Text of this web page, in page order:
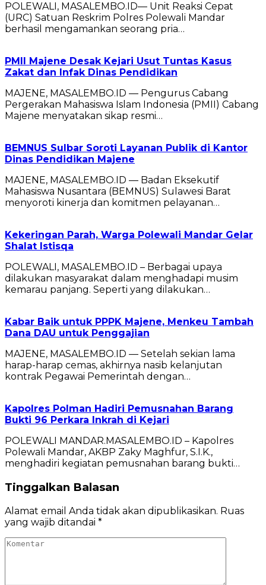
POLEWALI, MASALEMBO.ID— Unit Reaksi Cepat
(URC) Satuan Reskrim Polres Polewali Mandar
berhasil mengamankan seorang pria…
PMII Majene Desak Kejari Usut Tuntas Kasus
Zakat dan Infak Dinas Pendidikan
MAJENE, MASALEMBO.ID — Pengurus Cabang
Pergerakan Mahasiswa Islam Indonesia (PMII) Cabang
Majene menyatakan sikap resmi…
BEMNUS Sulbar Soroti Layanan Publik di Kantor
Dinas Pendidikan Majene
MAJENE, MASALEMBO.ID — Badan Eksekutif
Mahasiswa Nusantara (BEMNUS) Sulawesi Barat
menyoroti kinerja dan komitmen pelayanan…
Kekeringan Parah, Warga Polewali Mandar Gelar
Shalat Istisqa
POLEWALI, MASALEMBO.ID – Berbagai upaya
dilakukan masyarakat dalam menghadapi musim
kemarau panjang. Seperti yang dilakukan…
Kabar Baik untuk PPPK Majene, Menkeu Tambah
Dana DAU untuk Penggajian
MAJENE, MASALEMBO.ID — Setelah sekian lama
harap-harap cemas, akhirnya nasib kelanjutan
kontrak Pegawai Pemerintah dengan…
Kapolres Polman Hadiri Pemusnahan Barang
Bukti 96 Perkara Inkrah di Kejari
POLEWALI MANDAR.MASALEMBO.ID – Kapolres
Polewali Mandar, AKBP Zaky Maghfur, S.I.K.,
menghadiri kegiatan pemusnahan barang bukti…
Tinggalkan Balasan
Alamat email Anda tidak akan dipublikasikan. Ruas
yang wajib ditandai *